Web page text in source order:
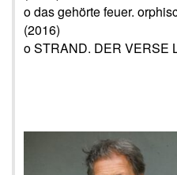
o das gehörte feuer.
(2016)
o STRAND. DER VERSE